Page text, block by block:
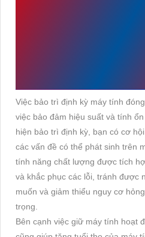
Việc bảo trì định kỳ máy tính
việc bảo đảm hiệu suất và tính
hiện bảo trì định kỳ, bạn có cơ
các vấn đề có thể phát sinh trên
tính năng chất lượng được tích
và khắc phục các lỗi, tránh được
muốn và giảm thiểu nguy cơ
trọng.
Bên cạnh việc giữ máy tính hoạt